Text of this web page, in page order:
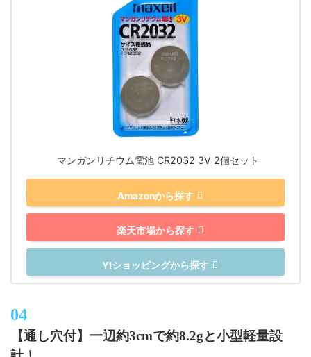
マンガンリチウム電池 CR2032 3V 2個セット
Amazonから探す
楽天市場から探す
Y!ショッピングから探す
【通し穴付】一辺約3cmで約8.2gと小型軽量設